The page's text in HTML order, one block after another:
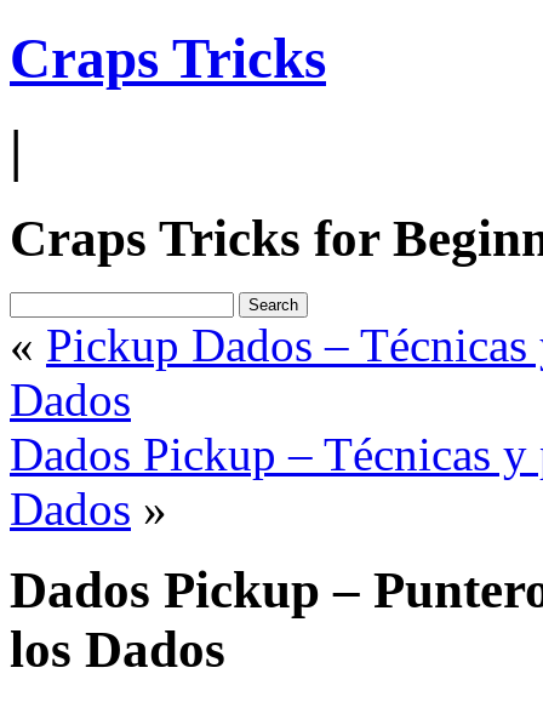
Craps Tricks
|
Craps Tricks for
« Pickup Dados –
Dados
Dados Pickup – Técnicas
Dados »
Dados Pickup –
los Dados